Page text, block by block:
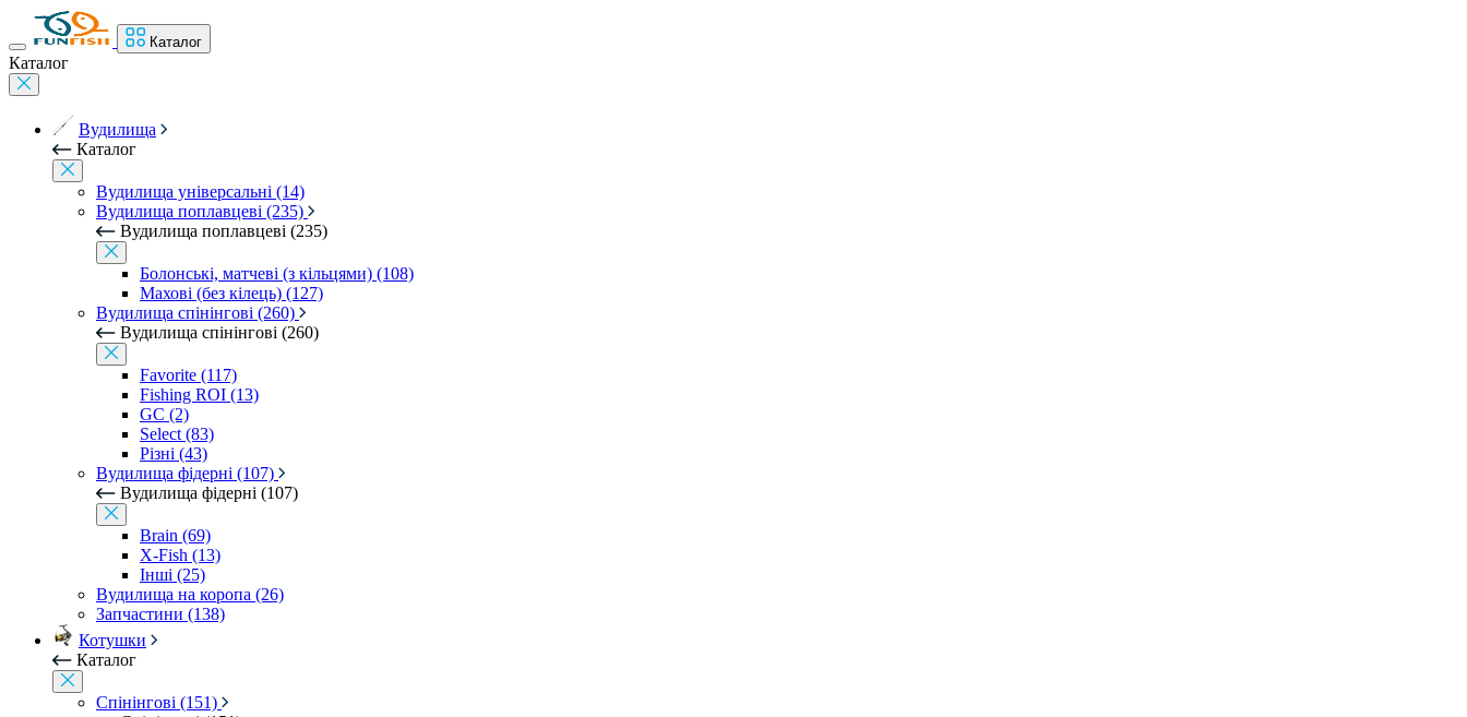
Каталог
Каталог
Вудилища
Каталог
Вудилища універсальні (14)
Вудилища поплавцеві (235)
Вудилища поплавцеві (235)
Болонські, матчеві (з кільцями) (108)
Махові (без кілець) (127)
Вудилища спінінгові (260)
Вудилища спінінгові (260)
Favorite (117)
Fishing ROI (13)
GC (2)
Select (83)
Різні (43)
Вудилища фідерні (107)
Вудилища фідерні (107)
Brain (69)
X-Fish (13)
Інші (25)
Вудилища на коропа (26)
Запчастини (138)
Котушки
Каталог
Спінінгові (151)